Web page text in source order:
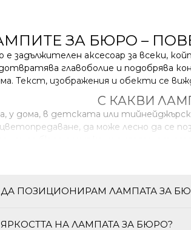
ЗА БЮРО –
е задължителен аксесоар за всеки,
главоболие и подобрява
Текст, изображения и обекти се
С КАКВИ
у дома, в детската или
да може лесно да се
зареждане на устройства.
работа.
позициониране.
ПОЗИЦИОНИРАМ ЛАМПАТА ЗА
НА ЛАМПАТА ЗА БЮРО?